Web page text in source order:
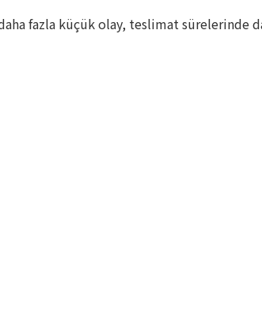
fazla küçük olay, teslimat sürelerinde